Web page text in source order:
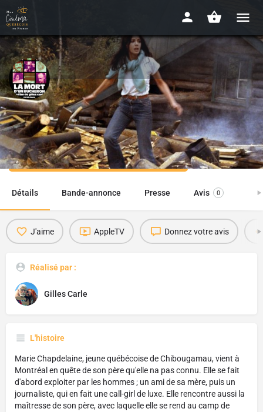
La mort d'un bûcheron
1972 - 1h55
Disponibilité : EN FESTIVAL, EN LIGNE
Détails Bande-annonce Presse Avis 0
J'aime AppleTV Donnez votre avis
Réalisé par :
Gilles Carle
L'histoire
Marie Chapdelaine, jeune québécoise de Chibougamau, vient à
Montréal en quête de son père qu'elle na pas connu. Elle se fait
d'abord exploiter par les hommes ; un ami de sa mère, puis un
journaliste, qui en fait une call-girl de luxe. Elle rencontre aussi la
maîtresse de son père, avec laquelle elle se rend au camp de